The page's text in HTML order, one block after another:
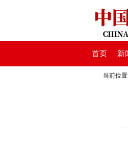
首页 新
当前位置